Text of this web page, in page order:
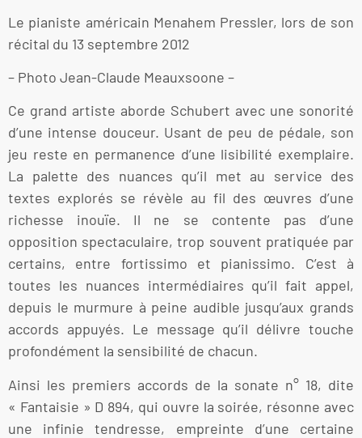
Le pianiste américain Menahem Pressler, lors de son
récital du 13 septembre 2012
– Photo Jean-Claude Meauxsoone –
Ce grand artiste aborde Schubert avec une sonorité
d’une intense douceur. Usant de peu de pédale, son
jeu reste en permanence d’une lisibilité exemplaire.
La palette des nuances qu’il met au service des
textes explorés se révèle au fil des œuvres d’une
richesse inouïe. Il ne se contente pas d’une
opposition spectaculaire, trop souvent pratiquée par
certains, entre fortissimo et pianissimo. C’est à
toutes les nuances intermédiaires qu’il fait appel,
depuis le murmure à peine audible jusqu’aux grands
accords appuyés. Le message qu’il délivre touche
profondément la sensibilité de chacun.
Ainsi les premiers accords de la sonate n° 18, dite
« Fantaisie » D 894, qui ouvre la soirée, résonne avec
une infinie tendresse, empreinte d’une certaine